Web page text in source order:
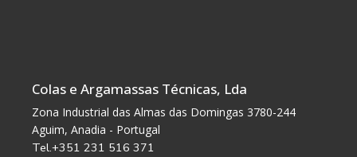
Colas e Argamassas Técnicas, Lda
Zona Industrial das Almas das Domingas 3780-244
Aguim, Anadia - Portugal
Tel.+351 231 516 371